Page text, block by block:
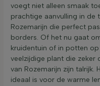
voegt niet alleen smaak
prachtige aanvulling in de
Rozemarijn die perfect
borders. Of het nu gaat
kruidentuin of in potten
veelzijdige plant die zeker
van Rozemarijn zijn
ideaal is voor de warme